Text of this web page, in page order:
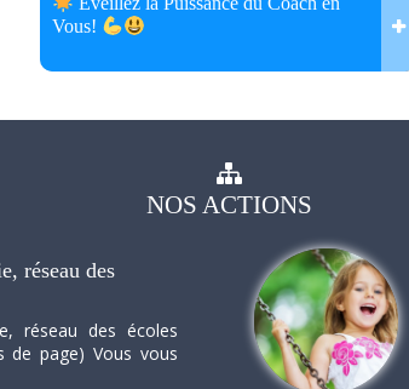
Vous!
NOS ACTIONS
réseau des
réseau des écoles
de page) Vous vous